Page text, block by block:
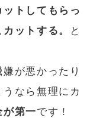
トしてもらっ
ットする。
と
が悪かったり
なら無理にカ
が第一です！